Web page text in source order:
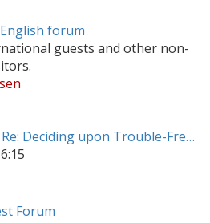
English forum
guests and other non-
Re: Deciding upon Trouble-Fre…
Forum